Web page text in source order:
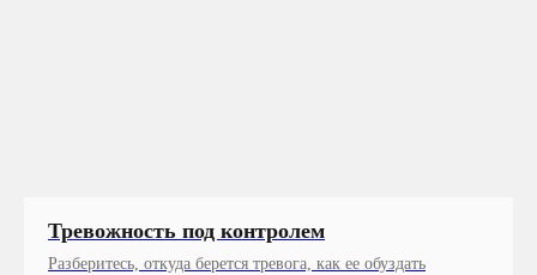
Тревожность под контролем
Разберитесь, откуда берется тревога, как ее обуздать